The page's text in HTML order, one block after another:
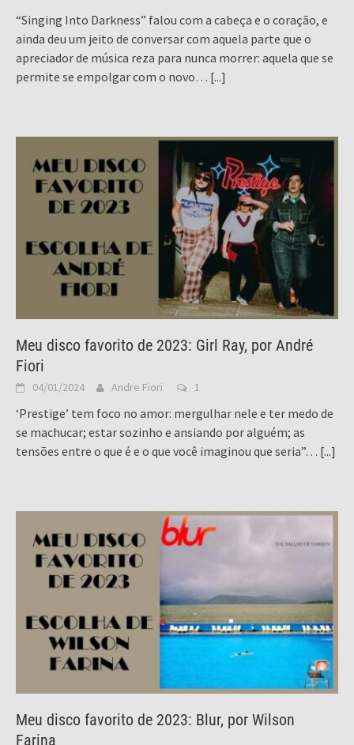
“Singing Into Darkness” falou com a cabeça e o coração, e
ainda deu um jeito de conversar com aquela parte que o
apreciador de música reza para nunca morrer: aquela que se
permite se empolgar com o novo… [...]
Meu disco favorito de 2023: Girl Ray, por André
Fiori
04/01/2024 Andre Fiori 1
‘Prestige’ tem foco no amor: mergulhar nele e ter medo de
se machucar; estar sozinho e ansiando por alguém; as
tensões entre o que é e o que você imaginou que seria”… [...]
Meu disco favorito de 2023: Blur, por Wilson
Farina